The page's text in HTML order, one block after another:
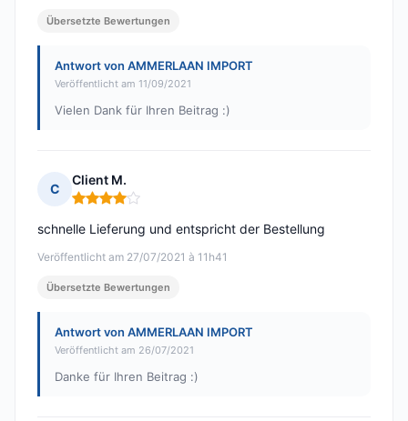
Übersetzte Bewertungen
Antwort von AMMERLAAN IMPORT
Veröffentlicht am 11/09/2021
Vielen Dank für Ihren Beitrag :)
C
Client M.
Hinweis: 4 von 5
Veröffentlicht am 27/07/2021 à 11h41
schnelle Lieferung und entspricht der Bestellung
Übersetzte Bewertungen
Antwort von AMMERLAAN IMPORT
Veröffentlicht am 26/07/2021
Danke für Ihren Beitrag :)